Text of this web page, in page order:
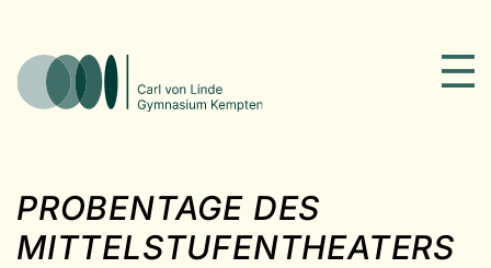
PROBENTAGE DES
MITTELSTUFENTHEATERS